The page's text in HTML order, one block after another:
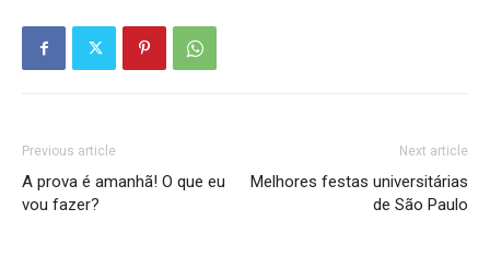
Previous article
A prova é amanhã! O que eu
vou fazer?
Next article
Melhores festas universitárias
de São Paulo